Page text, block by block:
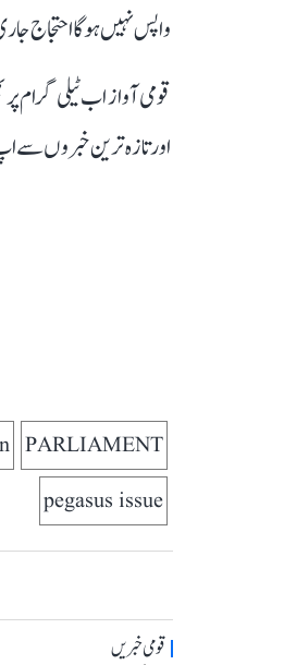
واپس نہیں ہوگا احتجاج
قومی آواز اب ٹیلی
اور تازہ ترین خبروں
PARLIAMENT
pegasus issue
قومی خبریں